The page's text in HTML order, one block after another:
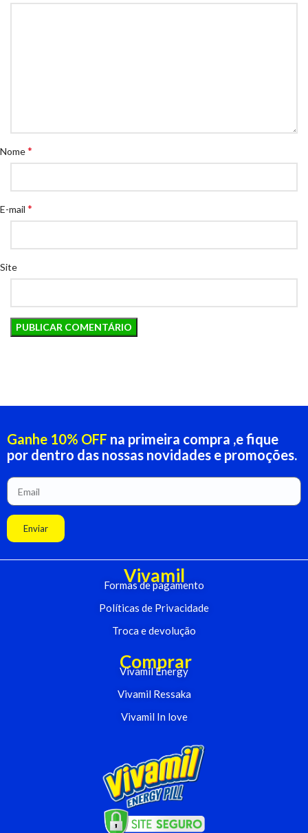
Nome*
E-mail *
Site
Ganhe 10% OFF na primeira compra ,e fique
por dentro das nossas novidades e promoções.
Enviar
Vivamil
Formas de pagamento
Políticas de Privacidade
Troca e devolução
Comprar
Vivamil Energy
Vivamil Ressaka
Vivamil In love